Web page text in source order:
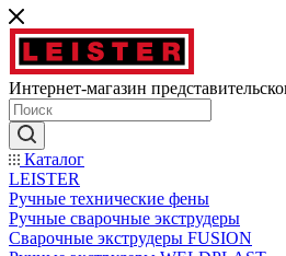
Интернет-магазин
Каталог
LEISTER
Ручные технические фены
Ручные сварочные экструдеры
Сварочные экструдеры FUSION